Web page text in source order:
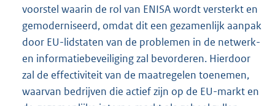
voorstel waarin de rol van ENISA wordt versterkt en
gemoderniseerd, omdat dit een gezamenlijk aanpak
door EU-lidstaten van de problemen in de netwerk-
en informatiebeveiliging zal bevorderen. Hierdoor
zal de effectiviteit van de maatregelen toenemen,
waarvan bedrijven die actief zijn op de EU-markt en